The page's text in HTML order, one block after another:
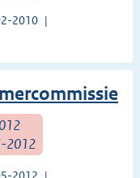
2010
2012